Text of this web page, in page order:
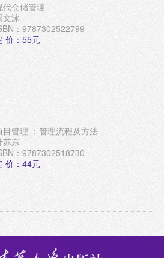
代仓储管理
文泳
：9787302522799
价：55元
目管理 ：管理流程及方法
苏东
：9787302518730
价：44元